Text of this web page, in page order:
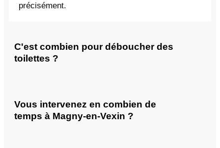
précisément.
C'est combien pour déboucher des
toilettes ?
Vous intervenez en combien de
temps à Magny-en-Vexin ?